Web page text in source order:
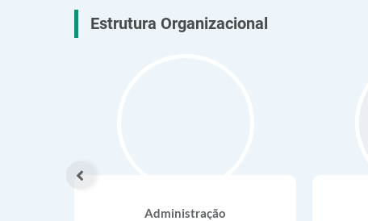
Estrutura Organizacional
Administração